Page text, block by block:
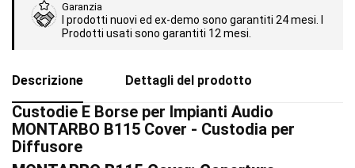
Garanzia
I prodotti nuovi ed ex-demo sono garantiti 24 mesi. I
Prodotti usati sono garantiti 12 mesi.
Descrizione Dettagli del prodotto
Custodie E Borse per Impianti Audio
MONTARBO B115 Cover - Custodia per
Diffusore